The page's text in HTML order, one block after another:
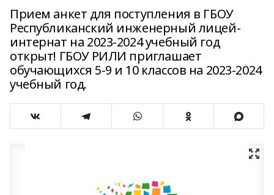
Прием анкет для поступления в ГБОУ
Республиканский инженерный лицей-
интернат на 2023-2024 учебный год
открыт! ГБОУ РИЛИ приглашает
обучающихся 5-9 и 10 классов на 2023-2024
учебный год.